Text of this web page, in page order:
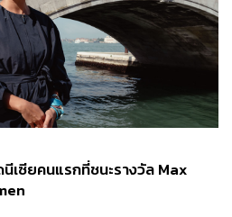
เซียคนแรกที่ชนะรางวัล Max